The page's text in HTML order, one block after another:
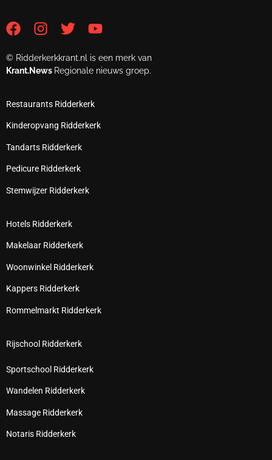
© Ridderkerkkrant.nl is een merk van
Krant.News Regionale nieuws groep.
Restaurants Ridderkerk
Kinderopvang Ridderkerk
Tandarts Ridderkerk
Pedicure Ridderkerk
Stemwijzer Ridderkerk
Hotels Ridderkerk
Makelaar Ridderkerk
Woonwinkel Ridderkerk
Kappers Ridderkerk
Rommelmarkt Ridderkerk
Rijschool Ridderkerk
Sportschool Ridderkerk
Wandelen Ridderkerk
Massage Ridderkerk
Notaris Ridderkerk